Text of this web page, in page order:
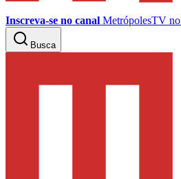
Inscreva-se no canal MetrópolesTV no
Busca